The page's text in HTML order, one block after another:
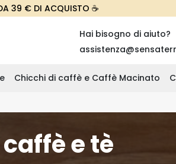
39 € DI ACQUISTO ☕
Hai bisogno di aiuto?
Chicchi di caffè e Caffè Macinato
e tè